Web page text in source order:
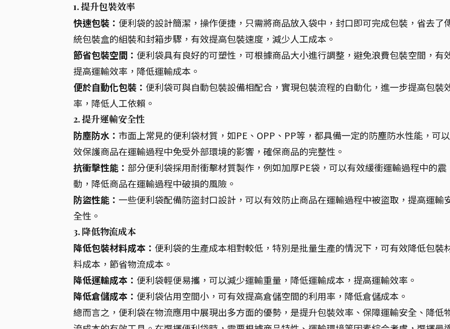
1. 提升包裝效率
快速包裝： 便利袋的設計簡潔，操作便捷，只需將商品放入袋中，封口即可完成包裝，省去了
統包裝盒的組裝和封箱步驟，有效提高包裝速度，減少人工成本。
節省包裝空間： 便利袋具有良好的可塑性，可根據商品大小進行調整，避免浪費包裝空間，有
提高運輸效率，降低運輸成本。
便於自動化包裝： 便利袋可與自動包裝設備相配合，實現包裝流程的自動化，進一步提高包裝
率，降低人工依賴。
2. 提升運輸安全性
防塵防水： 市面上常見的便利袋材質，如PE、OPP、PP等，都具備一定的防塵防水性能，可
效保護商品在運輸過程中免受外部環境的影響，確保商品的完整性。
抗衝擊性能： 部分便利袋採用耐衝擊材質製作，例如加厚PE袋，可以有效緩衝運輸過程中的震
動，降低商品在運輸過程中破損的風險。
防盜性能： 一些便利袋配備防盜封口設計，可以有效防止商品在運輸過程中被盜取，提高運輸
全性。
3. 降低物流成本
降低包裝材料成本： 便利袋的生產成本相對較低，特別是批量生產的情況下，可有效降低包裝
料成本，節省物流成本。
降低運輸成本： 便利袋輕便易攜，可以減少運輸重量，降低運輸成本，提高運輸效率。
降低倉儲成本： 便利袋佔用空間小，可有效提高倉儲空間的利用率，降低倉儲成本。
總而言之，便利袋在物流應用中展現出多方面的優勢，是提升包裝效率、保障運輸安全、降低